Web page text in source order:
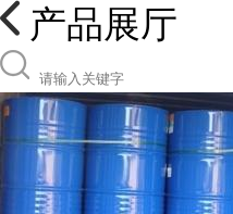
产品展厅